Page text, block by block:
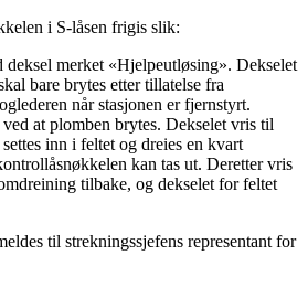
i S-låsen frigis slik:
deksel merket «Hjelpeutløsing». Dekselet
bare brytes etter tillatelse fra
når stasjonen er fjernstyrt.
at plomben brytes. Dekselet vris til
inn i feltet og dreies en kvart
kan tas ut. Deretter vris
tilbake, og dekselet for feltet
til strekningssjefens representant for